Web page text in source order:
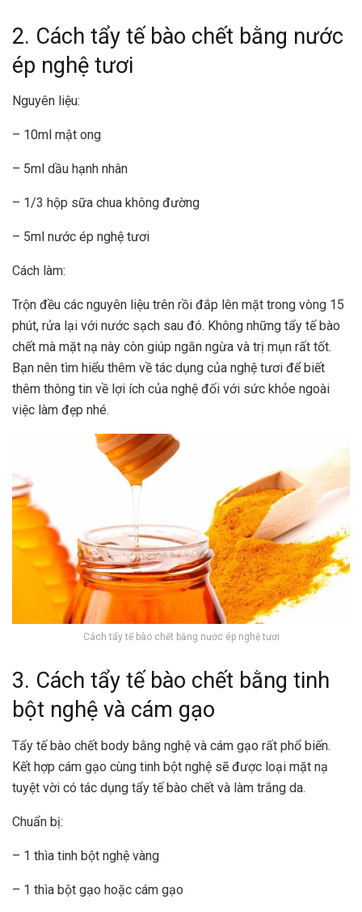
2. Cách tẩy tế bào chết bằng nước
ép nghệ tươi
Nguyên liệu:
– 10ml mật ong
– 5ml dầu hạnh nhân
– 1/3 hộp sữa chua không đường
– 5ml nước ép nghệ tươi
Cách làm:
Trộn đều các nguyên liệu trên rồi đắp lên mặt trong vòng 15
phút, rửa lại với nước sạch sau đó. Không những tẩy tế bào
chết mà mặt nạ này còn giúp ngăn ngừa và trị mụn rất tốt.
Bạn nên tìm hiểu thêm về tác dụng của nghệ tươi để biết
thêm thông tin về lợi ích của nghệ đối với sức khỏe ngoài
việc làm đẹp nhé.
Cách tẩy tế bào chết bằng nước ép nghệ tươi
3. Cách tẩy tế bào chết bằng tinh
bột nghệ và cám gạo
Tẩy tế bào chết body bằng nghệ và cám gạo rất phổ biến.
Kết hợp cám gạo cùng tinh bột nghệ sẽ được loại mặt nạ
tuyệt vời có tác dụng tẩy tế bào chết và làm trắng da.
Chuẩn bị:
– 1 thìa tinh bột nghệ vàng
– 1 thìa bột gạo hoặc cám gạo